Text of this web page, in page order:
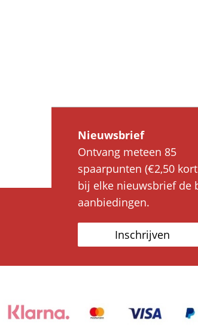
Nieuwsbrief
Ontvang meteen 85
spaarpunten (€2,50
bij elke nieuwsbrief de
aanbiedingen.
Inschrijven